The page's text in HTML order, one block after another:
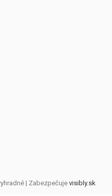
| Zabezpečuje visibly.sk